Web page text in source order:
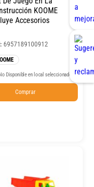
KOOME
Accesorios
6957189100912
Disponible en local seleccionado
Comprar